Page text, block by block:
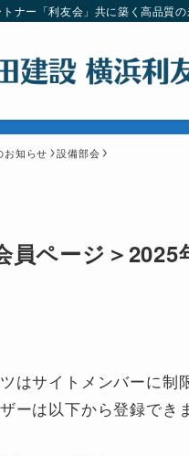
ナー「利友会」共に築く高品質
お知らせ 設備部会
員ページ＞
はサイトメンバーに制
ーは以下から登録でき